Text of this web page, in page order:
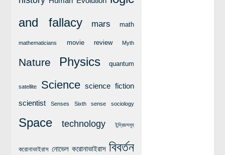
আবিষ্কারের গল্প
বিজ্ঞান নিয়ে কার্টুন
and fallacy
mars math
mathematicians movie review Myth
Nature Physics quantum
satellite Science science fiction
scientist Senses Sixth sense sociology
Space technology ইন্দ্রিয়সমূহ
করোনাভাইরাস নোভেল করোনাভাইরাস বিবর্তন